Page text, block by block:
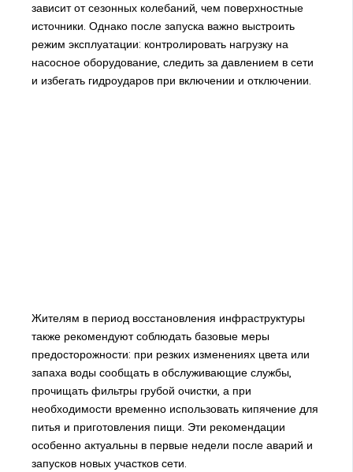
зависит от сезонных колебаний, чем поверхностные
источники. Однако после запуска важно выстроить
режим эксплуатации: контролировать нагрузку на
насосное оборудование, следить за давлением в сети
и избегать гидроударов при включении и отключении.
Жителям в период восстановления инфраструктуры
также рекомендуют соблюдать базовые меры
предосторожности: при резких изменениях цвета или
запаха воды сообщать в обслуживающие службы,
прочищать фильтры грубой очистки, а при
необходимости временно использовать кипячение для
питья и приготовления пищи. Эти рекомендации
особенно актуальны в первые недели после аварий и
запусков новых участков сети.